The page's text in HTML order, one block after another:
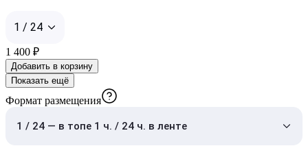
1 / 24
1 400 ₽
Добавить в корзину
Показать ещё
Формат размещения
1 / 24 — в топе 1 ч. / 24 ч. в ленте